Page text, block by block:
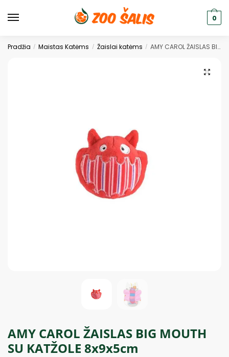
0
Pradžia / Maistas Katėms / Žaislai katėms / AMY CAROL ŽAISLAS BIG MOUTH SU KATŽOLE 8x9x5cm
AMY CAROL ŽAISLAS BIG MOUTH
SU KATŽOLE 8x9x5cm